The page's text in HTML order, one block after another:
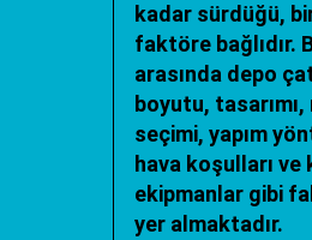
kadar sürdüğü,
faktöre bağlıdır.
arasında depo
boyutu,
seçimi, yapım
hava koşulları ve
ekipmanlar gibi
yer almaktadır.